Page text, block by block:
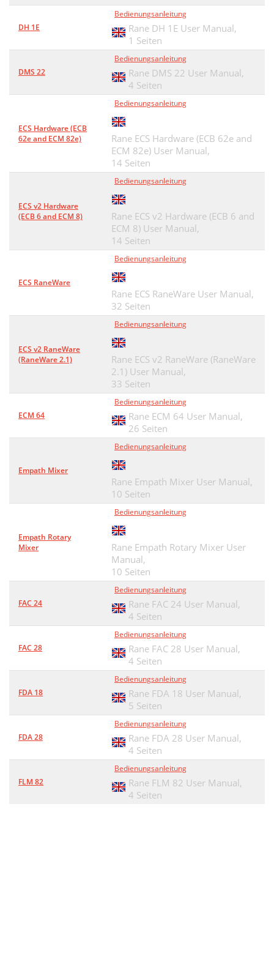
DH 1E
Bedienungsanleitung
Rane DH 1E User Manual,
1 Seiten
DMS 22
Bedienungsanleitung
Rane DMS 22 User Manual,
4 Seiten
ECS Hardware (ECB
62e and ECM 82e)
Bedienungsanleitung
Rane ECS Hardware (ECB 62e and
ECM 82e) User Manual,
14 Seiten
ECS v2 Hardware
(ECB 6 and ECM 8)
Bedienungsanleitung
Rane ECS v2 Hardware (ECB 6 and
ECM 8) User Manual,
14 Seiten
ECS RaneWare
Bedienungsanleitung
Rane ECS RaneWare User Manual,
32 Seiten
ECS v2 RaneWare
(RaneWare 2.1)
Bedienungsanleitung
Rane ECS v2 RaneWare (RaneWare
2.1) User Manual,
33 Seiten
ECM 64
Bedienungsanleitung
Rane ECM 64 User Manual,
26 Seiten
Empath Mixer
Bedienungsanleitung
Rane Empath Mixer User Manual,
10 Seiten
Empath Rotary
Mixer
Bedienungsanleitung
Rane Empath Rotary Mixer User
Manual,
10 Seiten
FAC 24
Bedienungsanleitung
Rane FAC 24 User Manual,
4 Seiten
FAC 28
Bedienungsanleitung
Rane FAC 28 User Manual,
4 Seiten
FDA 18
Bedienungsanleitung
Rane FDA 18 User Manual,
5 Seiten
FDA 28
Bedienungsanleitung
Rane FDA 28 User Manual,
4 Seiten
FLM 82
Bedienungsanleitung
Rane FLM 82 User Manual,
4 Seiten